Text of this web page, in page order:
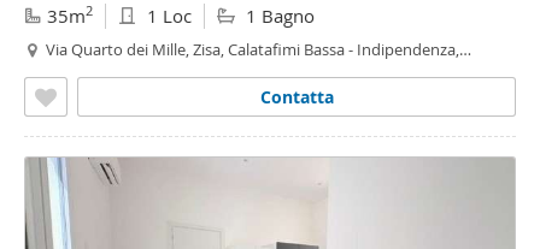
35m2 1 Loc 1 Bagno
Via Quarto dei Mille, Zisa, Calatafimi Bassa - Indipendenza,
Contatta